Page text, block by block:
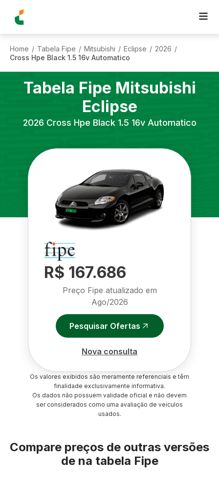
Home / Tabela Fipe / Mitsubishi / Eclipse / 2026 /
Cross Hpe Black 1.5 16v Automatico
Tabela Fipe Mitsubishi
Eclipse
2026 Cross Hpe Black 1.5 16v Automatico
R$ 167.686
Preço Fipe atualizado em
Ago/2026
Pesquisar Ofertas
Nova consulta
Os valores exibidos são meramente referenciais e têm
finalidade exclusivamente informativa.
Os dados não possuem validade oficial e não devem
ser considerados como uma avaliação de veículos
usados.
Compare preços de outras versões
de na tabela Fipe